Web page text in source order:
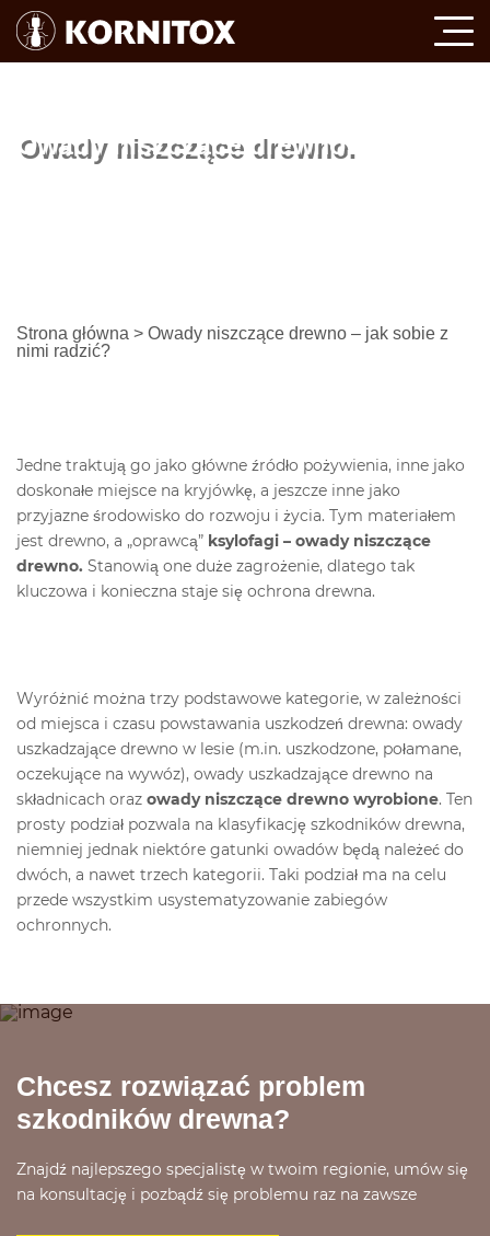
Owady niszczące drewno.
Strona główna > Owady niszczące drewno – jak sobie z
nimi radzić?
Jedne traktują go jako główne źródło pożywienia, inne jako
doskonałe miejsce na kryjówkę, a jeszcze inne jako
przyjazne środowisko do rozwoju i życia. Tym materiałem
jest drewno, a „oprawcą” ksylofagi – owady niszczące
drewno. Stanowią one duże zagrożenie, dlatego tak
kluczowa i konieczna staje się ochrona drewna.
Wyróżnić można trzy podstawowe kategorie, w zależności
od miejsca i czasu powstawania uszkodzeń drewna: owady
uszkadzające drewno w lesie (m.in. uszkodzone, połamane,
oczekujące na wywóz), owady uszkadzające drewno na
składnicach oraz owady niszczące drewno wyrobione. Ten
prosty podział pozwala na klasyfikację szkodników drewna,
niemniej jednak niektóre gatunki owadów będą należeć do
dwóch, a nawet trzech kategorii. Taki podział ma na celu
przede wszystkim usystematyzowanie zabiegów
ochronnych.
Chcesz rozwiązać problem
szkodników drewna?
Znajdź najlepszego specjalistę w twoim regionie, umów się
na konsultację i pozbądź się problemu raz na zawsze